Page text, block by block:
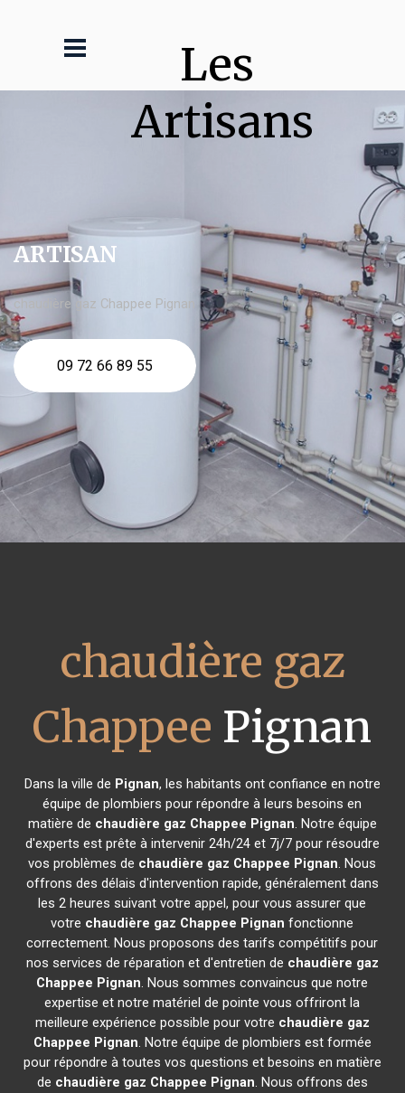
Les
Artisans
ARTISAN
chaudière gaz Chappee Pignan
09 72 66 89 55
chaudière gaz
Chappee Pignan
Dans la ville de Pignan, les habitants ont confiance en notre
équipe de plombiers pour répondre à leurs besoins en
matière de chaudière gaz Chappee Pignan. Notre équipe
d'experts est prête à intervenir 24h/24 et 7j/7 pour résoudre
vos problèmes de chaudière gaz Chappee Pignan. Nous
offrons des délais d'intervention rapide, généralement dans
les 2 heures suivant votre appel, pour vous assurer que
votre chaudière gaz Chappee Pignan fonctionne
correctement. Nous proposons des tarifs compétitifs pour
nos services de réparation et d'entretien de chaudière gaz
Chappee Pignan. Nous sommes convaincus que notre
expertise et notre matériel de pointe vous offriront la
meilleure expérience possible pour votre chaudière gaz
Chappee Pignan. Notre équipe de plombiers est formée
pour répondre à toutes vos questions et besoins en matière
de chaudière gaz Chappee Pignan. Nous offrons des